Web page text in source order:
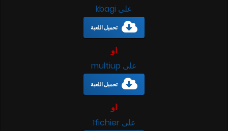
على kbagi
تحميل اللعبة
او
على multiup
تحميل اللعبة
او
على 1fichier